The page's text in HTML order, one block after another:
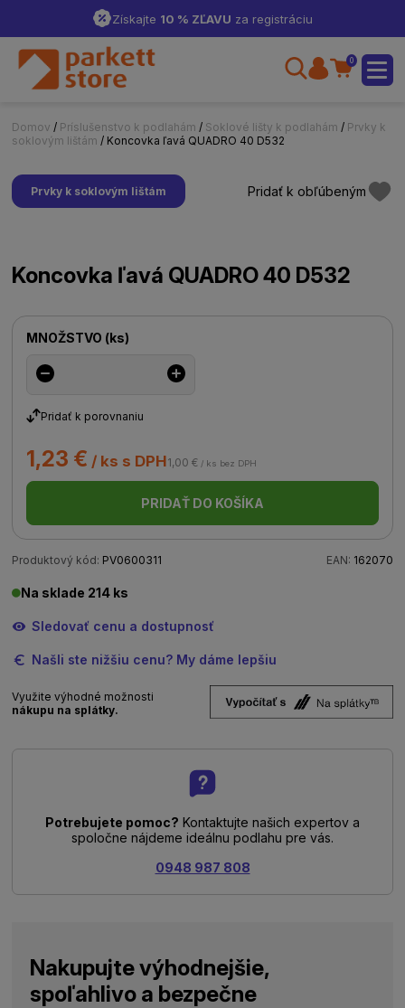
Získajte 10 % ZĽAVU za registráciu
0
Domov / Príslušenstvo k podlahám / Soklové lišty k podlahám / Prvky k
soklovým lištám / Koncovka ľavá QUADRO 40 D532
Prvky k soklovým lištám Pridať k obľúbeným
Koncovka ľavá QUADRO 40 D532
MNOŽSTVO (ks)
Pridať k porovnaniu
1,23 € / ks s DPH1,00 € / ks bez DPH
PRIDAŤ DO KOŠÍKA
Produktový kód: PV0600311 EAN: 162070
Na sklade 214 ks
Sledovať cenu a dostupnosť
Našli ste nižšiu cenu? My dáme lepšiu
Využite výhodné možnosti
nákupu na splátky.
Potrebujete pomoc? Kontaktujte našich expertov a
spoločne nájdeme ideálnu podlahu pre vás.
0948 987 808
Nakupujte výhodnejšie,
spoľahlivo a bezpečne